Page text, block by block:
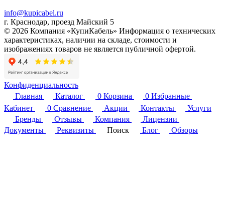
info@kupicabel.ru
г. Краснодар, проезд Майский 5
© 2026 Компания «КупиКабель» Информация о технических
характеристиках, наличии на складе, стоимости и
изображениях товаров не является публичной офертой.
Конфиденциальность
Главная
Каталог 0 Корзина 0 Избранные
Кабинет
0 Сравнение Акции Контакты
Услуги
Бренды
Отзывы Компания
Лицензии
Документы
Реквизиты Поиск Блог Обзоры